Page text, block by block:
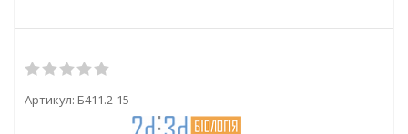
Артикул: Б411.2-15